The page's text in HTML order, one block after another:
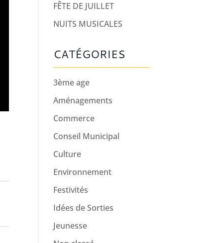
FÊTE DE JUILLET
NUITS MUSICALES
CATÉGORIES
3ème age
Aménagements
Commerce
Conseil Municipal
Culture
Environnement
Festivités
Idées de Sorties
Jeunesse